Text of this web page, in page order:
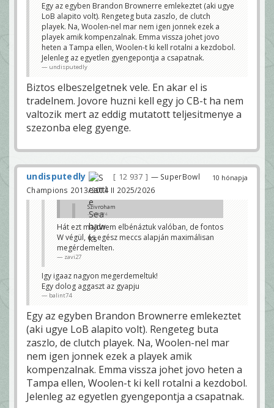
funkyparduc
Hát ezt majdnem elbénáztuk valóban, de fontos W
végül, és egész meccs alapján maximálisan
megérdemelten.
zavi27
Egy az egyben Brandon Brownerre emlekeztet (aki ugye
LoB alapito volt). Rengeteg buta zaszlo, de clutch
playek. Na, Woolen-nel mar nem igen jonnek ezek a
playek amik kompenzalnak. Emma vissza johet jovo
heten a Tampa ellen, Woolen-t ki kell rotalni a kezdobol.
Jelenleg az egyetlen gyengepontja a csapatnak.
undisputedly
Biztos elbeszelgetnek vele. En akar el is
tradelnem. Jovore huzni kell egy jo CB-t ha nem
valtozik mert az eddig mutatott teljesitmenye a
szezonba eleg gyenge.
10 hónapja
undisputedly 12 937
— SuperBowl
Champions 2013/2014 II 2025/2026
Szivroham
balint74
Nagyon ovatosba valtottunk a negyedik negyedben,
ez majdnem megbosszulta magat. Szerencse kellett
a vegen. Mindegy, a lenyeg a W. Remeljuk ez jo
tapasztalat a csapatnak/edzoknek.
funkyparduc
Hát ezt majdnem elbénáztuk valóban, de fontos
W végül, és egész meccs alapján maximálisan
megérdemelten.
zavi27
Igy igaaz nagyon megerdemeltuk!
Egy dolog aggaszt az gyapju
balint74
Egy az egyben Brandon Brownerre emlekeztet
(aki ugye LoB alapito volt). Rengeteg buta
zaszlo, de clutch playek. Na, Woolen-nel mar
nem igen jonnek ezek a playek amik
kompenzalnak. Emma vissza johet jovo heten a
Tampa ellen, Woolen-t ki kell rotalni a kezdobol.
Jelenleg az egyetlen gyengepontja a csapatnak.